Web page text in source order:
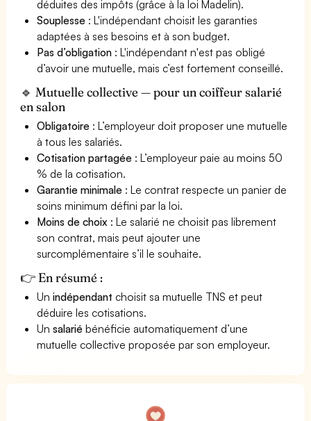
déduites des impôts (grâce à la loi Madelin).
Souplesse : L'indépendant choisit les garanties
adaptées à ses besoins et à son budget.
Pas d’obligation : L'indépendant n'est pas obligé
d’avoir une mutuelle, mais c’est fortement conseillé.
🔹 Mutuelle collective — pour un coiffeur salarié
en salon
Obligatoire : L’employeur doit proposer une mutuelle
à tous les salariés.
Cotisation partagée : L’employeur paie au moins 50
% de la cotisation.
Garantie minimale : Le contrat respecte un panier de
soins minimum défini par la loi.
Moins de choix : Le salarié ne choisit pas librement
son contrat, mais peut ajouter une
surcomplémentaire s’il le souhaite.
👉 En résumé :
Unindépendant choisit sa mutuelle TNS et peut
déduire les cotisations.
Unsalarié bénéficie automatiquement d’une
mutuelle collective proposée par son employeur.